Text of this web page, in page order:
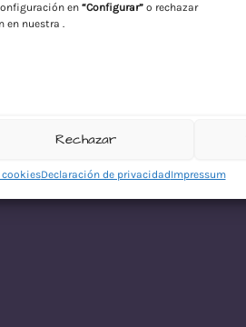
en “Configurar” o rechazar
en nuestra .
Rechazar
Declaración de privacidadImpressum